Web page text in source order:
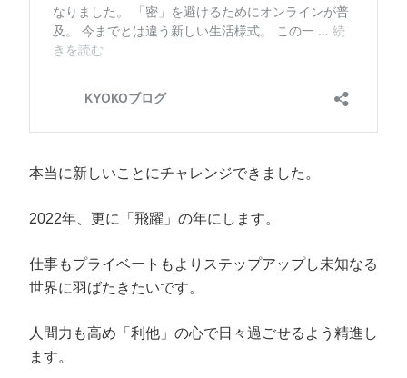
本当に新しいことにチャレンジできました。
2022年、更に「飛躍」の年にします。
仕事もプライベートもよりステップアップし未知なる
世界に羽ばたきたいです。
人間力も高め「利他」の心で日々過ごせるよう精進し
ます。